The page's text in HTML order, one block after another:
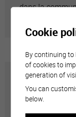
dans la
Semaine
Bureau
Cookie
By continuing to
of cookies to
generation of
You can
below.